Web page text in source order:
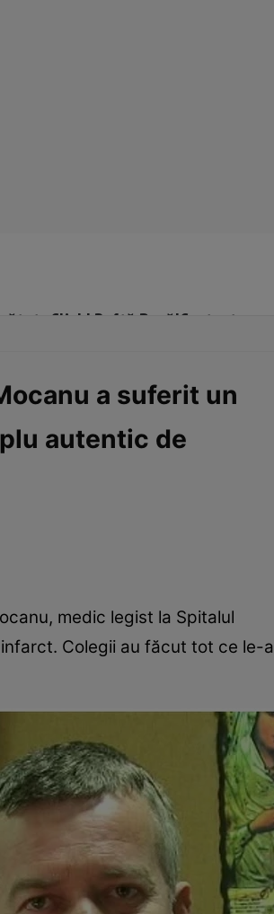
Click! Poftă Bună!Contact
a suferit un
autentic de
medic legist la Spitalul
Colegii au făcut tot ce le-a